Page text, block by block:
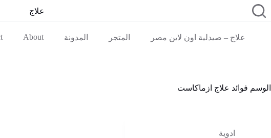
التجاوز
إلى
علاج
علاج – صيدلية اون لاين مصر المتجر المدونة About
الوسم فوائد علاج ازماكاست
ادوية